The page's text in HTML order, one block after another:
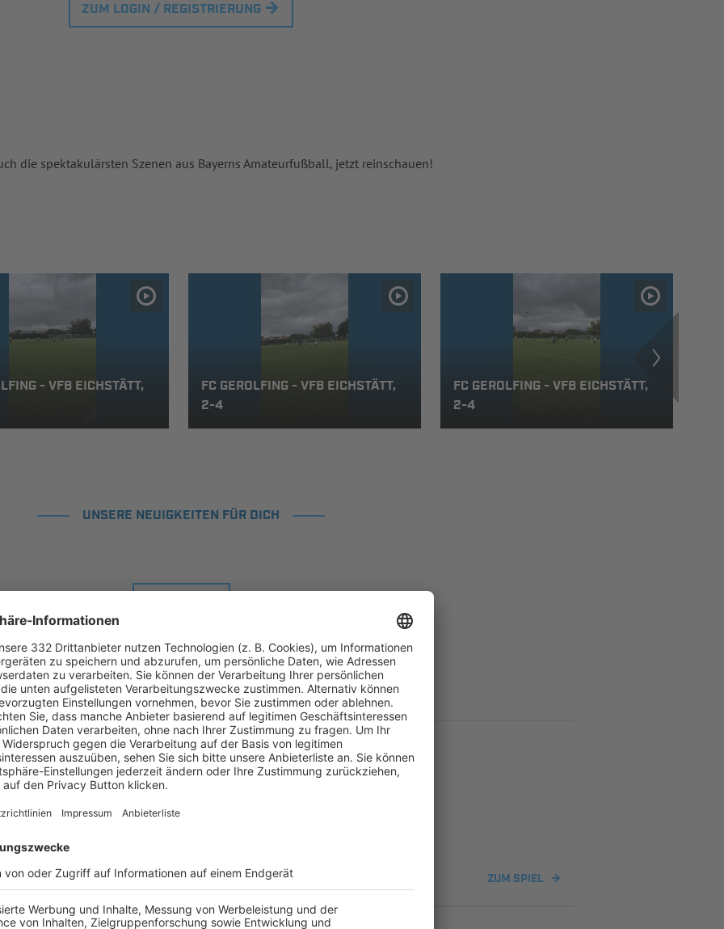
ZUM LOGIN / REGISTRIERUNG
die spektakulärsten Szenen aus Bayerns Amateurfußball, jetzt reinschauen!
- VFB EICHSTÄTT,
FC GEROLFING - VFB EICHSTÄTT,
2-4
FC GEROLFING - VFB EICHSTÄTT,
2-4
UNSERE NEUIGKEITEN FÜR DICH
Spiele Letzte Spiele Kompletter Spielplan
FC Gerolfing - :- FC Stätzling U13- ZUM SPIEL
U 13 (D-Jun.) Förderliga BFV-NLZ Südwest